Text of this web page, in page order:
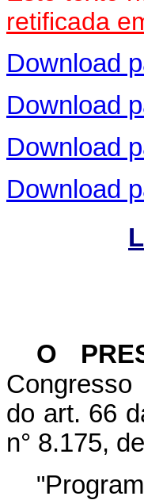
retificada
Download
Download
Download
Download
O
do art. 66
n° 8.175,
"